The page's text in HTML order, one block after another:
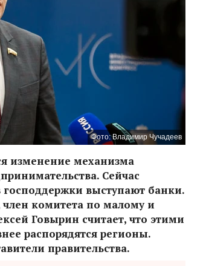
Фото: Владимир Чучадеев
изменение механизма
Сейчас
выступают банки.
комитета по малому и
Говырин считает, что этими
распорядятся регионы.
правительства.